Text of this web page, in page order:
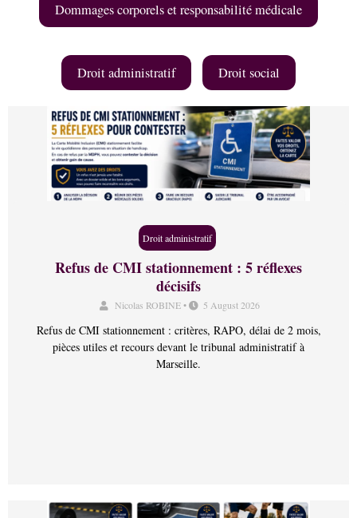
Dommages corporels et responsabilité médicale
Droit administratif Droit social
Droit administratif
Refus de CMI stationnement : 5 réflexes
décisifs
Nicolas ROBINE • 5 August 2026
Refus de CMI stationnement : critères, RAPO, délai de 2 mois,
pièces utiles et recours devant le tribunal administratif à
Marseille.